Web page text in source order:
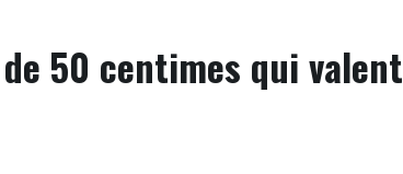
50 centimes qui valent